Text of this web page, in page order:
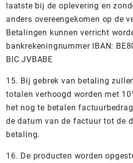
laatste bij de oplevering en
anders overeengekomen op de
Betalingen kunnen verricht
bankrekeningnummer IBAN:
BIC JVBABE
15. Bij gebrek van betaling
totalen verhoogd worden met
het nog te betalen
de datum van de factuur tot de
betaling.
16. De producten worden